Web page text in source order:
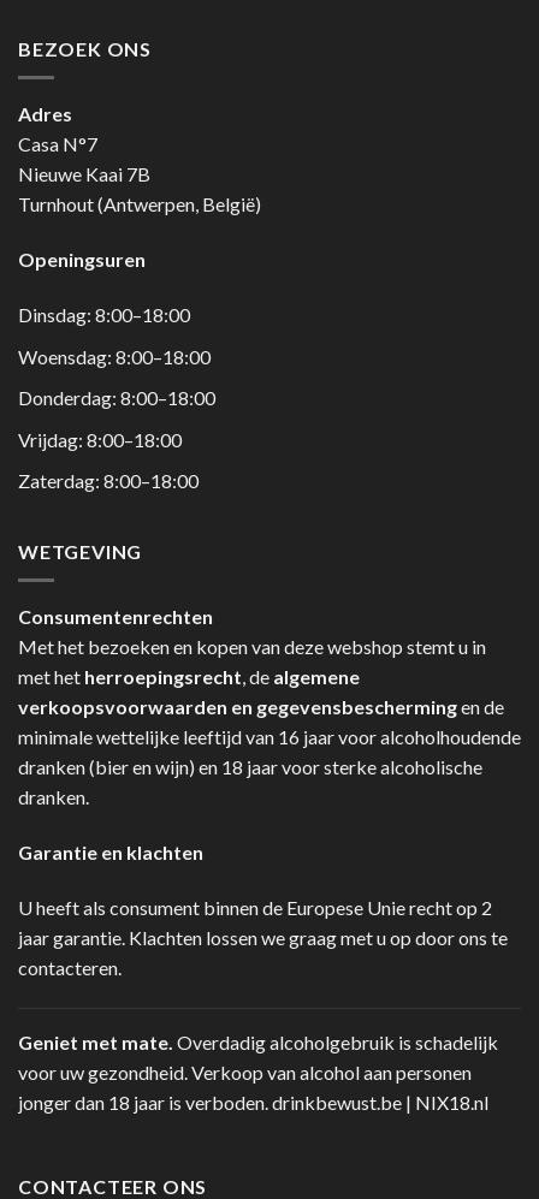
BEZOEK ONS
Adres
Casa N°7
Nieuwe Kaai 7B
Turnhout (Antwerpen, België)
Openingsuren
Dinsdag: 8:00–18:00
Woensdag: 8:00–18:00
Donderdag: 8:00–18:00
Vrijdag: 8:00–18:00
Zaterdag: 8:00–18:00
WETGEVING
Consumentenrechten
Met het bezoeken en kopen van deze webshop stemt u in
met het herroepingsrecht, de algemene
verkoopsvoorwaarden en gegevensbeschermingen de
minimale wettelijke leeftijd van 16 jaar voor alcoholhoudende
dranken (bier en wijn) en 18 jaar voor sterke alcoholische
dranken.
Garantie en klachten
U heeft als consument binnen de Europese Unie recht op 2
jaar garantie. Klachten lossen we graag met u op door ons te
contacteren.
Geniet met mate. Overdadig alcoholgebruik is schadelijk
voor uw gezondheid. Verkoop van alcohol aan personen
jonger dan 18 jaar is verboden.drinkbewust.be | NIX18.nl
CONTACTEER ONS